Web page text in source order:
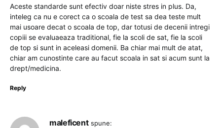
Aceste standarde sunt efectiv doar niste stres in plus. Da,
inteleg ca nu e corect ca o scoala de test sa dea teste mult
mai usoare decat o scoala de top, dar totusi de decenii intregi
copiii se evaluaeaza traditional, fie la scoli de sat, fie la scoli
de top si sunt in aceleasi domenii. Ba chiar mai mult de atat,
chiar am cunostinte care au facut scoala in sat si acum sunt la
drept/medicina.
Reply
maleficent spune: